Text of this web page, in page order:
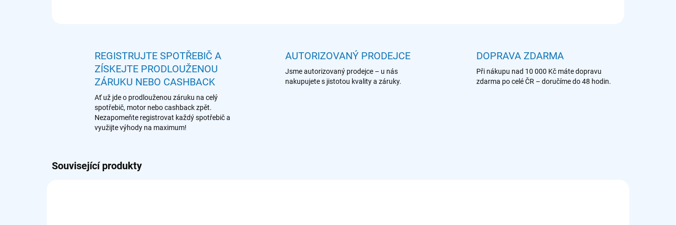
REGISTRUJTE SPOTŘEBIČ A
ZÍSKEJTE PRODLOUŽENOU
ZÁRUKU NEBO CASHBACK
Ať už jde o prodlouženou záruku na celý
spotřebič, motor nebo cashback zpět.
Nezapomeňte registrovat každý spotřebič a
využijte výhody na maximum!
AUTORIZOVANÝ PRODEJCE
Jsme autorizovaný prodejce – u nás
nakupujete s jistotou kvality a záruky.
DOPRAVA ZDARMA
Při nákupu nad 10 000 Kč máte dopravu
zdarma po celé ČR – doručíme do 48 hodin.
Související produkty